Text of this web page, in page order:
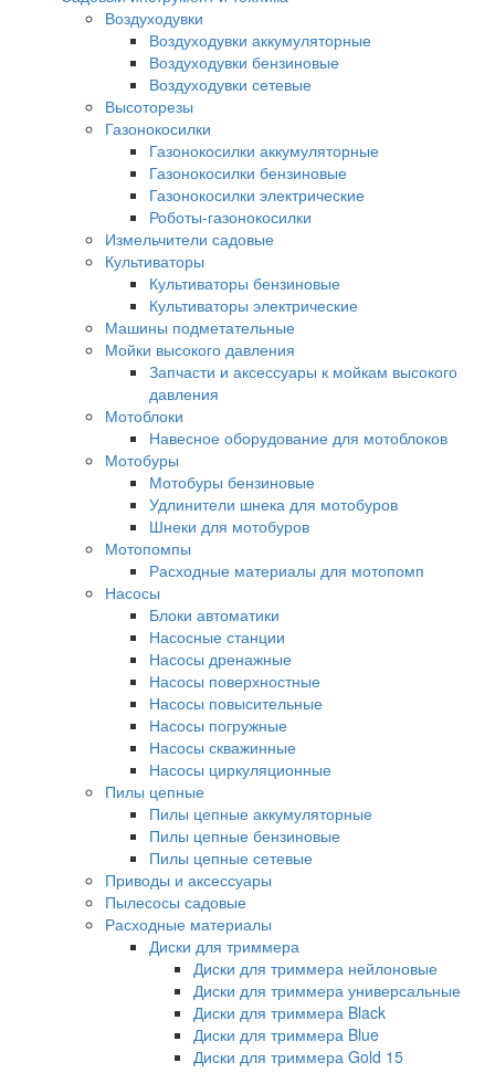
Воздуходувки
Воздуходувки аккумуляторные
Воздуходувки бензиновые
Воздуходувки сетевые
Высоторезы
Газонокосилки
Газонокосилки аккумуляторные
Газонокосилки бензиновые
Газонокосилки электрические
Роботы-газонокосилки
Измельчители садовые
Культиваторы
Культиваторы бензиновые
Культиваторы электрические
Машины подметательные
Мойки высокого давления
Запчасти и аксессуары к мойкам высокого
давления
Мотоблоки
Навесное оборудование для мотоблоков
Мотобуры
Мотобуры бензиновые
Удлинители шнека для мотобуров
Шнеки для мотобуров
Мотопомпы
Расходные материалы для мотопомп
Насосы
Блоки автоматики
Насосные станции
Насосы дренажные
Насосы поверхностные
Насосы повысительные
Насосы погружные
Насосы скважинные
Насосы циркуляционные
Пилы цепные
Пилы цепные аккумуляторные
Пилы цепные бензиновые
Пилы цепные сетевые
Приводы и аксессуары
Пылесосы садовые
Расходные материалы
Диски для триммера
Диски для триммера нейлоновые
Диски для триммера универсальные
Диски для триммера Black
Диски для триммера Blue
Диски для триммера Gold 15